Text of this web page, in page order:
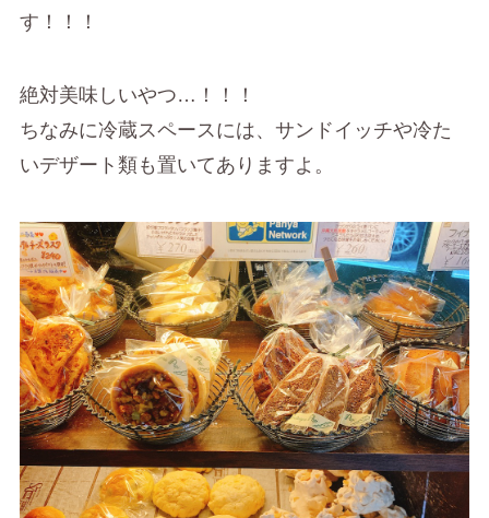
す！！！
絶対美味しいやつ…！！！
ちなみに冷蔵スペースには、サンドイッチや冷た
いデザート類も置いてありますよ。